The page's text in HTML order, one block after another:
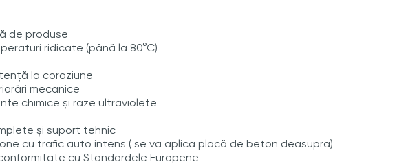
de produse
ridicate (până la 80°C)
la coroziune
mecanice
chimice și raze ultraviolete
și suport tehnic
cu trafic auto intens ( se va aplica placă de beton deasupra)
cu Standardele Europene